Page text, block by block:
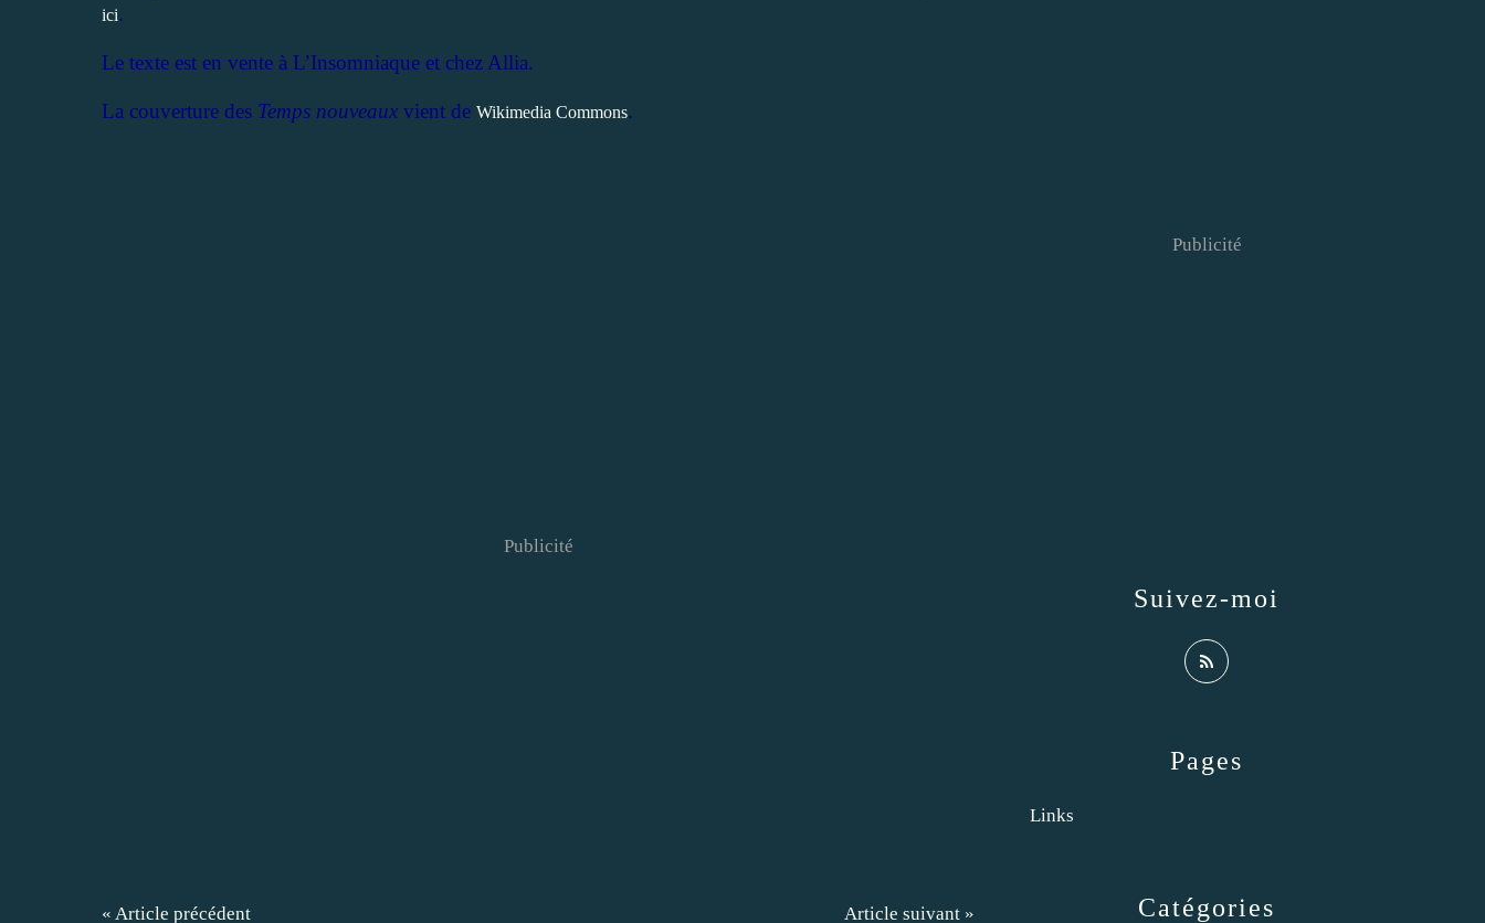
ici.
Le texte est en vente à L’Insomniaque et chez Allia.
La couverture des Temps nouveaux vient de Wikimedia Commons.
Publicité
« Article précédent Article suivant » Catégories
Pages
Links
Suivez-moi
Publicité